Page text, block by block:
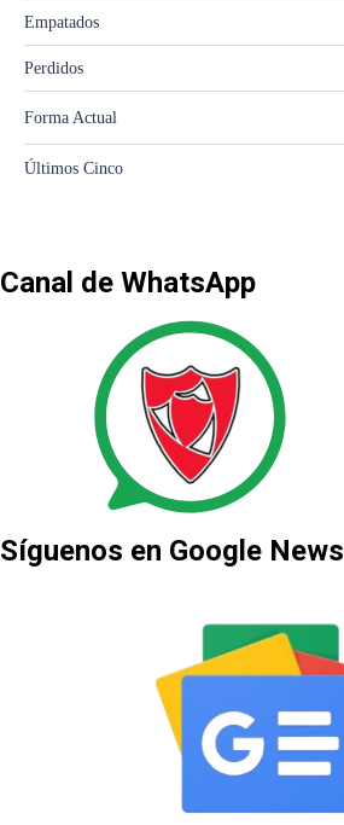
Canal de WhatsApp
Síguenos en Google News